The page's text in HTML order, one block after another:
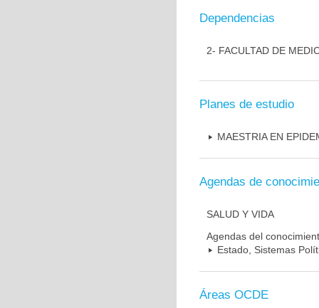
Dependencias
2- FACULTAD DE
Planes de estudio
MAESTRIA EN
Agendas de
SALUD Y VIDA
Agendas del
Estado, Sistemas
Áreas OCDE